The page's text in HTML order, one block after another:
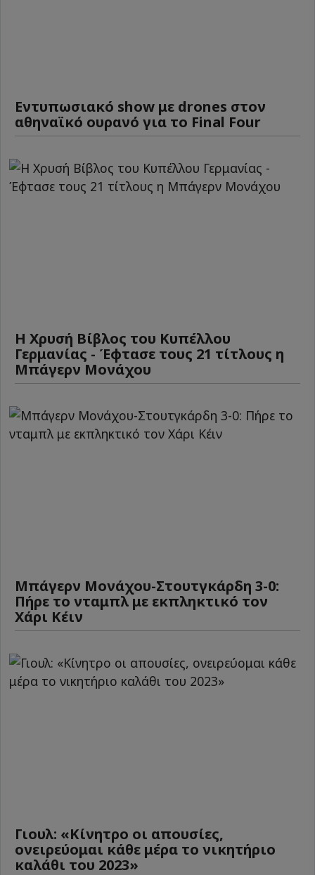
Εντυπωσιακό show με drones στον
αθηναϊκό ουρανό για το Final Four
Η Χρυσή Βίβλος του Κυπέλλου
Γερμανίας - Έφτασε τους 21 τίτλους η
Μπάγερν Μονάχου
Μπάγερν Μονάχου-Στουτγκάρδη 3-0:
Πήρε το νταμπλ με εκπληκτικό τον
Χάρι Κέιν
Γιουλ: «Κίνητρο οι απουσίες,
ονειρεύομαι κάθε μέρα το νικητήριο
καλάθι του 2023»